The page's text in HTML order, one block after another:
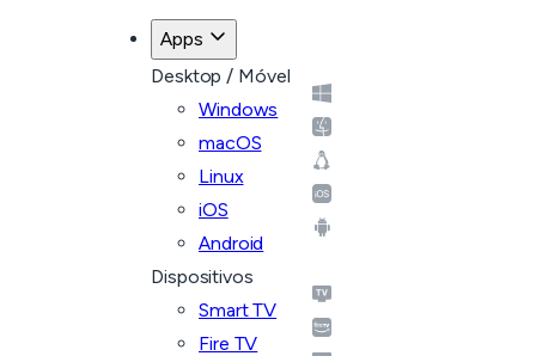
Apps
Desktop / Móvel
Windows
macOS
Linux
iOS
Android
Dispositivos
Smart TV
Fire TV